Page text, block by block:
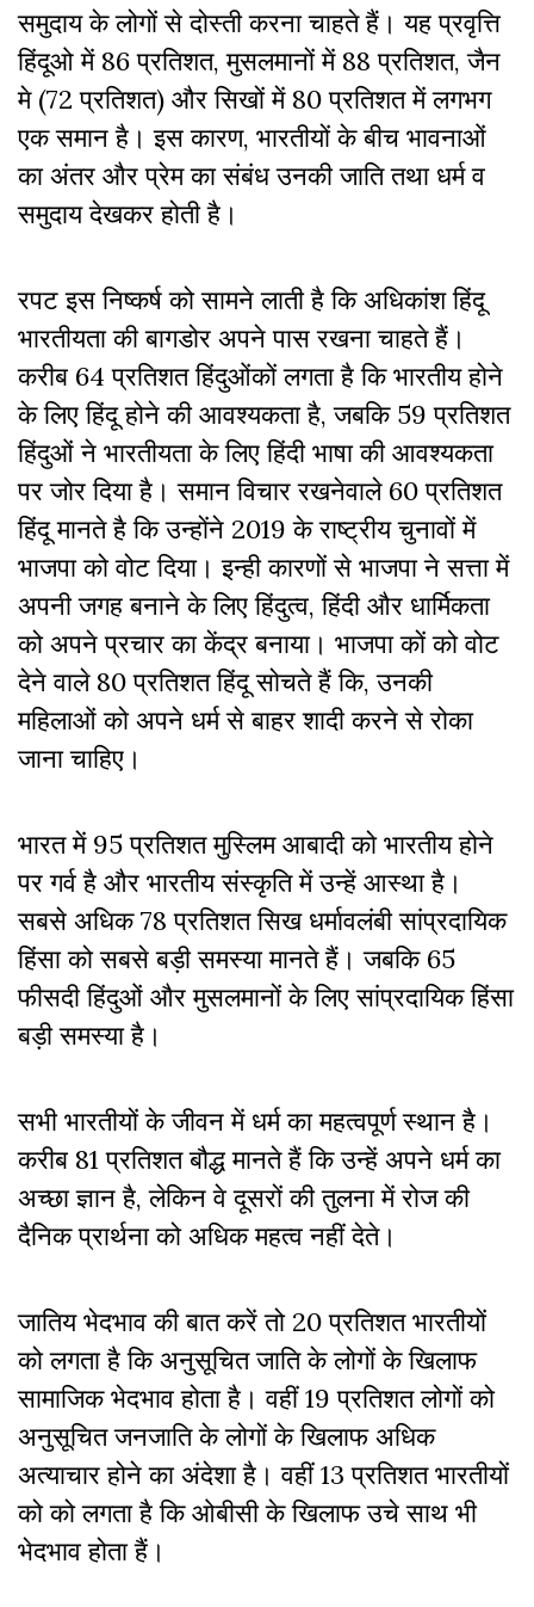
समुदाय के लोगों से दोस्ती करना चाहते हैं। यह प्रवृत्ति
हिंदूओ में 86 प्रतिशत,मुसलमानों में 88 प्रतिशत,जैन
मे (72 प्रतिशत) और सिखों में 80 प्रतिशत में लगभग
एक समान है। इस कारण, भारतीयों के बीच भावनाओं
का अंतर और प्रेम का संबंध उनकी जाति तथा धर्म व
समुदाय देखकर होती है।
रपट इस निष्कर्ष को सामने लाती है कि अधिकांश हिंदू
भारतीयता की बागडोर अपने पास रखना चाहते हैं।
करीब 64 प्रतिशत हिंदुओंकों लगता है कि भारतीय होने
के लिए हिंदू होने की आवश्यकता है,जबकि 59 प्रतिशत
हिंदुओं ने भारतीयता के लिए हिंदी भाषा की आवश्यकता
पर जोर दिया है। समान विचार रखनेवाले 60 प्रतिशत
हिंदू मानते है कि उन्होंने 2019 के राष्ट्रीय चुनावों में
भाजपा को वोट दिया। इन्ही कारणों से भाजपा ने सत्ता में
अपनी जगह बनाने के लिए हिंदुत्व,हिंदी और धार्मिकता
को अपने प्रचार का केंद्र बनाया। भाजपा कों को वोट
देने वाले 80 प्रतिशत हिंदू सोचते हैं कि, उनकी
महिलाओं को अपने धर्म से बाहर शादी करने से रोका
जाना चाहिए।
भारत में 95 प्रतिशत मुस्लिम आबादी को भारतीय होने
पर गर्व है और भारतीय संस्कृति में उन्हें आस्था है।
सबसे अधिक 78 प्रतिशत सिख धर्मावलंबी सांप्रदायिक
हिंसा को सबसे बड़ी समस्या मानते हैं। जबकि 65
फीसदी हिंदुओं और मुसलमानों के लिए सांप्रदायिक हिंसा
बड़ी समस्या है।
सभी भारतीयों के जीवन में धर्म का महत्वपूर्ण स्थान है।
करीब 81 प्रतिशत बौद्ध मानते हैं कि उन्हें अपने धर्म का
अच्छा ज्ञान है,लेकिन वे दूसरों की तुलना में रोज की
दैनिक प्रार्थना को अधिक महत्व नहीं देते।
जातिय भेदभाव की बात करें तो 20 प्रतिशत भारतीयों
को लगता है कि अनुसूचित जाति के लोगों के खिलाफ
सामाजिक भेदभाव होता है । वहीं19 प्रतिशत लोगों को
अनुसूचित जनजाति के लोगों के खिलाफ अधिक
अत्याचार होने का अंदेशा है। वहीं 13 प्रतिशत भारतीयों
को को लगता हैकिओबीसी के खिलाफ उचे साथ भी
भेदभाव होता हैं।